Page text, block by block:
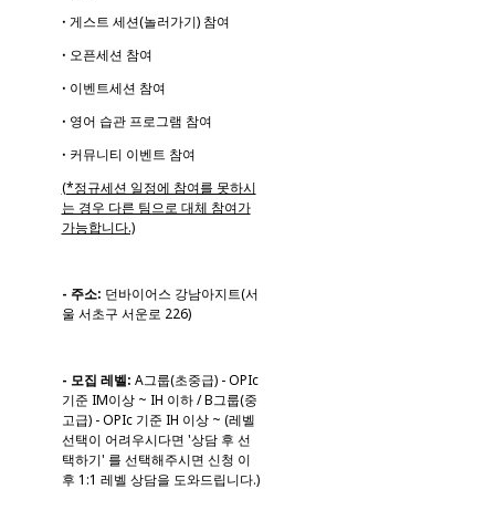
ꞏ 게스트 세션(놀러가기) 참여
ꞏ 오픈세션 참여
ꞏ 이벤트세션 참여
ꞏ 영어 습관 프로그램 참여
ꞏ 커뮤니티 이벤트 참여
(*정규세션 일정에 참여를 못하시
는 경우 다른 팀으로 대체 참여가
가능합니다.)
- 주소: 던바이어스 강남아지트(서
울 서초구 서운로 226)
- 모집 레벨: A그룹(초중급) - OPIc
기준 IM이상 ~ IH 이하 / B그룹(중
고급) - OPIc 기준 IH 이상 ~ (레벨
선택이 어려우시다면 '상담 후 선
택하기' 를 선택해주시면 신청 이
후 1:1 레벨 상담을 도와드립니다.)